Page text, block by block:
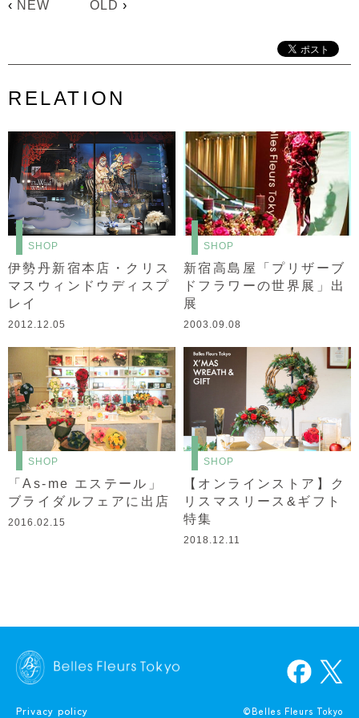
‹ NEW OLD ›
RELATION
SHOP
伊勢丹新宿本店・クリス
マスウィンドウディスプ
レイ
2012.12.05
SHOP
新宿高島屋「プリザーブ
ドフラワーの世界展」出
展
2003.09.08
SHOP
「As-me エステール」
ブライダルフェアに出店
2016.02.15
SHOP
【オンラインストア】ク
リスマスリース&ギフト
特集
2018.12.11
Privacy policy ©Belles Fleurs Tokyo